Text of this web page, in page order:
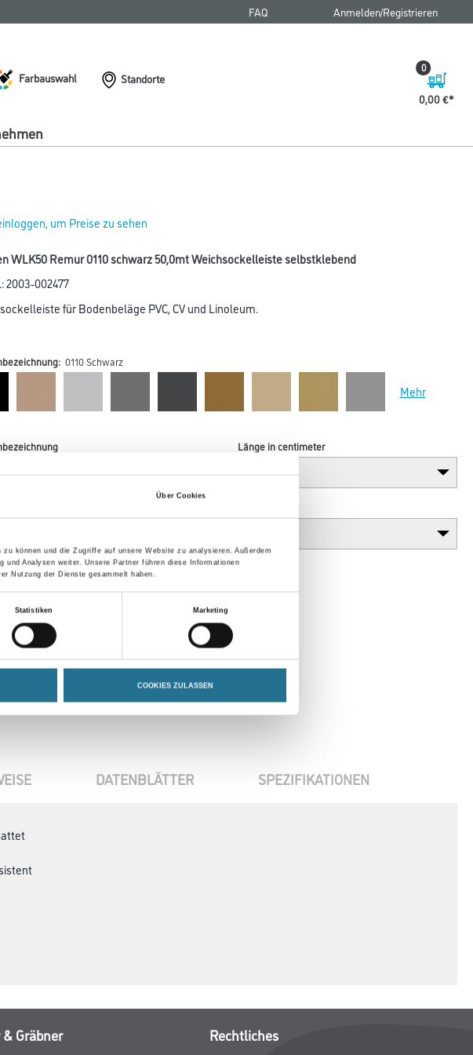
Über Cookies
können und die Zugriffe auf unsere Website zu analysieren. Außerdem
und Analysen weiter. Unsere Partner führen diese Informationen
Nutzung der Dienste gesammelt haben.
Statistiken Marketing
COOKIES ZULASSEN
FAQ Anmelden/Registrieren
Farbauswahl
Standorte
0,00 €
0
um Preise zu sehen
WLK50 Remur 0110 schwarz 50,0mt Weichsockelleiste selbstklebend
2003-002477
für Bodenbeläge PVC, CV und Linoleum.
0110 Schwarz
Mehr
Länge in centimeter
DATENBLÄTTER SPEZIFIKATIONEN
Gräbner Rechtliches